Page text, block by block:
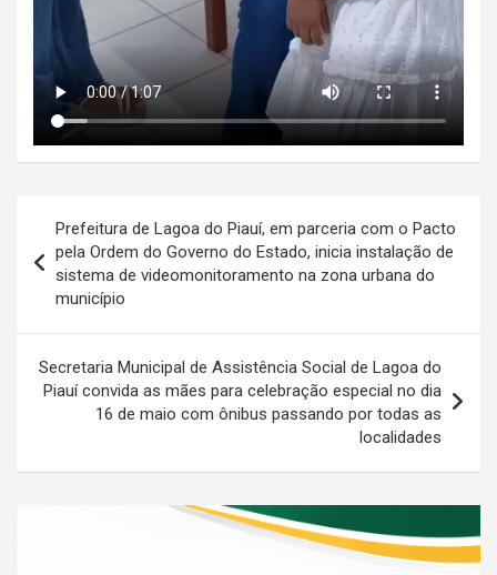
de
Post
Prefeitura de Lagoa do Piauí, em parceria com o Pacto
pela Ordem do Governo do Estado, inicia instalação de
sistema de videomonitoramento na zona urbana do
município
Secretaria Municipal de Assistência Social de Lagoa do
Piauí convida as mães para celebração especial no dia
16 de maio com ônibus passando por todas as
localidades